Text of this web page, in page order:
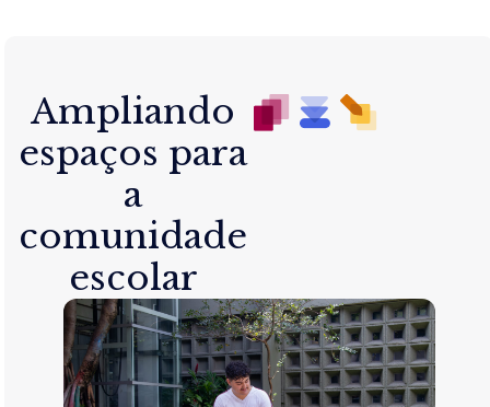
Ampliando
espaços para
a
comunidade
escolar